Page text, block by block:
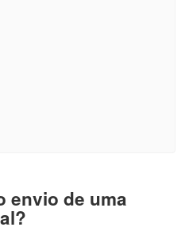
envio de uma